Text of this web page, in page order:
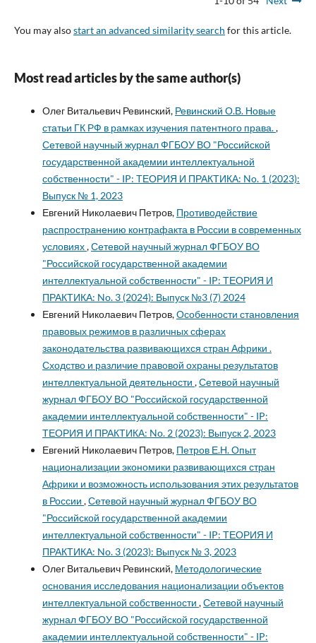
You may alsostart an advanced similarity search for this article.
Most read articles by the same author(s)
Олег Витальевич Ревинский, Ревинский О.В. Новые
статьи ГК РФ в рамках изучения патентного права.,
Сетевой научный журнал ФГБОУ ВО "Российской
государственной академии интеллектуальной
собственности" - IP: ТЕОРИЯ И ПРАКТИКА: No. 1 (2023):
Выпуск № 1, 2023
Евгений Николаевич Петров, Противодействие
распространению контрафакта в России в современных
условиях,Сетевой научный журнал ФГБОУ ВО
"Российской государственной академии
интеллектуальной собственности" - IP: ТЕОРИЯ И
ПРАКТИКА: No. 3 (2024): Выпуск №3 (7) 2024
Евгений Николаевич Петров,Особенности становления
правовых режимов в различных сферах
законодательства развивающихся стран Африки .
Сходство и различие правовой охраны результатов
интеллектуальной деятельности ,Сетевой научный
журнал ФГБОУ ВО "Российской государственной
академии интеллектуальной собственности" - IP:
ТЕОРИЯ И ПРАКТИКА: No. 2 (2023): Выпуск 2, 2023
Евгений Николаевич Петров, Петров Е.Н. Опыт
национализации экономики развивающихся стран
Африки и возможность использования этих результатов
в России ,Сетевой научный журнал ФГБОУ ВО
"Российской государственной академии
интеллектуальной собственности" - IP: ТЕОРИЯ И
ПРАКТИКА: No. 3 (2023): Выпуск № 3, 2023
Олег Витальевич Ревинский, Методологические
основания исследования национализации объектов
интеллектуальной собственности ,Сетевой научный
журнал ФГБОУ ВО "Российской государственной
академии интеллектуальной собственности" - IP: